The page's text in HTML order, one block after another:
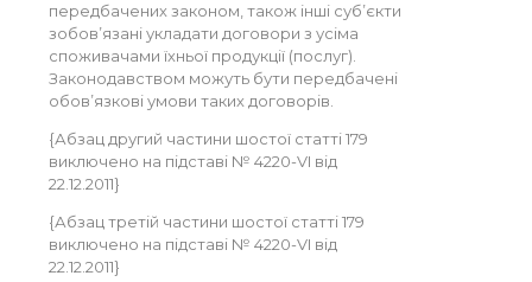
передбачених законом, також інші суб’єкти
зобов’язані укладати договори з усіма
споживачами їхньої продукції (послуг).
Законодавством можуть бути передбачені
обов’язкові умови таких договорів.
{Абзац другий частини шостої статті 179
виключено на підставі № 4220-VI від
22.12.2011}
{Абзац третій частини шостої статті 179
виключено на підставі № 4220-VI від
22.12.2011}